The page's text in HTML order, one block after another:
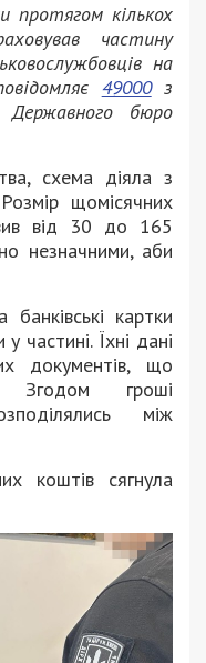
протягом кількох
частину
на
49000з
Державного бюро
схема діяла з
щомісячних
від 30 до 165
незначними, аби
картки
частині. Їхні дані
документів, що
Згодом гроші
між
коштів сягнула